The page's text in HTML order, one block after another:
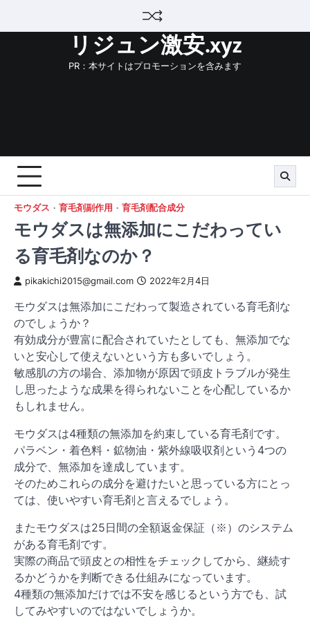
リジュン激安.xyz
PR：本サイトはプロモーションを含みます
モウダス 育毛剤副作用 育毛剤配合成分
モウダスは無添加にこだわってい
る育毛剤なのか？
pikakichi2015@gmail.com 2022年2月4日
モウダスは無添加にこだわって製造されている育毛剤な
のでしょうか？
有効成分が豊富に配合されていたとしても、無添加でな
いと安心して使えないという方も多いでしょう。
敏感肌の方の場合、添加物が原因で頭皮トラブルが発生
し思ったような成果を得られないことを心配しているか
もしれません。
モウダスは4種類の無添加を約束している育毛剤です。
パラベン・着色料・鉱物油・紫外線吸収剤という4つの
成分で、無添加を達成しています。
そのためこれらの成分を避けたいと思っている方にとっ
ては、使いやすい育毛剤と言えるでしょう。
またモウダスは25日間の全額返金保証（※）のシステム
がある育毛剤です。
実際の商品で頭皮との相性をチェックしてから、継続す
るかどうかを判断できる仕組みになっています。
4種類の無添加だけでは不安を感じるという方でも、試
してみやすいのではないでしょうか。